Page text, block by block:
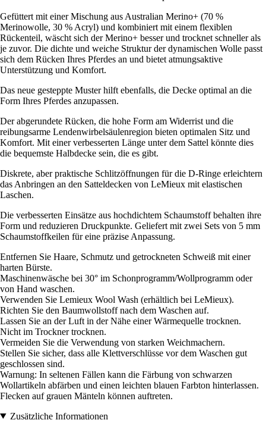
Gefüttert mit einer Mischung aus Australian Merino+ (70 %
Merinowolle, 30 % Acryl) und kombiniert mit einem flexiblen
Rückenteil, wäscht sich der Merino+ besser und trocknet schneller als
je zuvor. Die dichte und weiche Struktur der dynamischen Wolle passt
sich dem Rücken Ihres Pferdes an und bietet atmungsaktive
Unterstützung und Komfort.
Das neue gesteppte Muster hilft ebenfalls, die Decke optimal an die
Form Ihres Pferdes anzupassen.
Der abgerundete Rücken, die hohe Form am Widerrist und die
reibungsarme Lendenwirbelsäulenregion bieten optimalen Sitz und
Komfort. Mit einer verbesserten Länge unter dem Sattel könnte dies
die bequemste Halbdecke sein, die es gibt.
Diskrete, aber praktische Schlitzöffnungen für die D-Ringe erleichtern
das Anbringen an den Satteldecken von LeMieux mit elastischen
Laschen.
Die verbesserten Einsätze aus hochdichtem Schaumstoff behalten ihre
Form und reduzieren Druckpunkte. Geliefert mit zwei Sets von 5 mm
Schaumstoffkeilen für eine präzise Anpassung.
Entfernen Sie Haare, Schmutz und getrockneten Schweiß mit einer
harten Bürste.
Maschinenwäsche bei 30° im Schonprogramm/Wollprogramm oder
von Hand waschen.
Verwenden Sie Lemieux Wool Wash (erhältlich bei LeMieux).
Richten Sie den Baumwollstoff nach dem Waschen auf.
Lassen Sie an der Luft in der Nähe einer Wärmequelle trocknen.
Nicht im Trockner trocknen.
Vermeiden Sie die Verwendung von starken Weichmachern.
Stellen Sie sicher, dass alle Klettverschlüsse vor dem Waschen gut
geschlossen sind.
Warnung: In seltenen Fällen kann die Färbung von schwarzen
Wollartikeln abfärben und einen leichten blauen Farbton hinterlassen.
Flecken auf grauen Mänteln können auftreten.
Zusätzliche Informationen